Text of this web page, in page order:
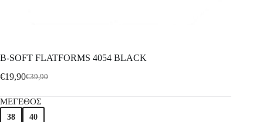
B-SOFT FLATFORMS 4054 BLACK
€39,90
€19,90
ΜΕΓΕΘΟΣ
38 40